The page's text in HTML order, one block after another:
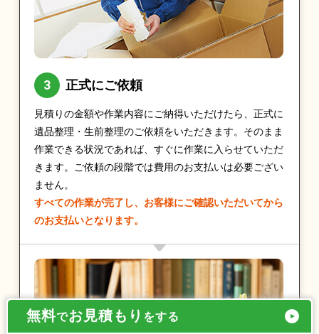
正式にご依頼
見積りの金額や作業内容にご納得いただけたら、正式に
遺品整理・生前整理のご依頼をいただきます。そのまま
作業できる状況であれば、すぐに作業に入らせていただ
きます。ご依頼の段階では費用のお支払いは必要ござい
ません。
すべての作業が完了し、お客様にご確認いただいてから
のお支払いとなります。
無料でお見積もり をする